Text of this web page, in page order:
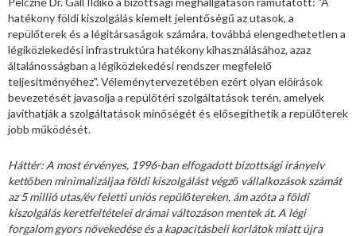
hatékony földi kiszolgálás kiemelt jelentőségű az utasok, a
repülőterek és a légitársaságok számára, továbbá elengedhetetlen a
légiközlekedési infrastruktúra hatékony kihasználásához, azaz
általánosságban a légiközlekedési rendszer megfelelő
teljesítményéhez". Véleménytervezetében ezért olyan előírások
bevezetését javasolja a repülőtéri szolgáltatások terén, amelyek
javíthatják a szolgáltatások minőségét és elősegíthetik a repülőterek
jobb működését.
Háttér: A most érvényes, 1996-ban elfogadott bizottsági irányelv
kettőben minimalizáljaa földi kiszolgálást végző vállalkozások számát
az 5 millió utas/év feletti uniós repülőtereken, ám azóta a földi
kiszolgálás keretfeltételei drámai változáson mentek át. A légi
forgalom gyors növekedése és a kapacitásbeli korlátok miatt újra